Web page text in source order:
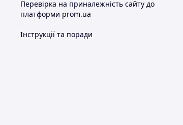
Перевірка на приналежність сайту до
платформи prom.ua
Інструкції та поради